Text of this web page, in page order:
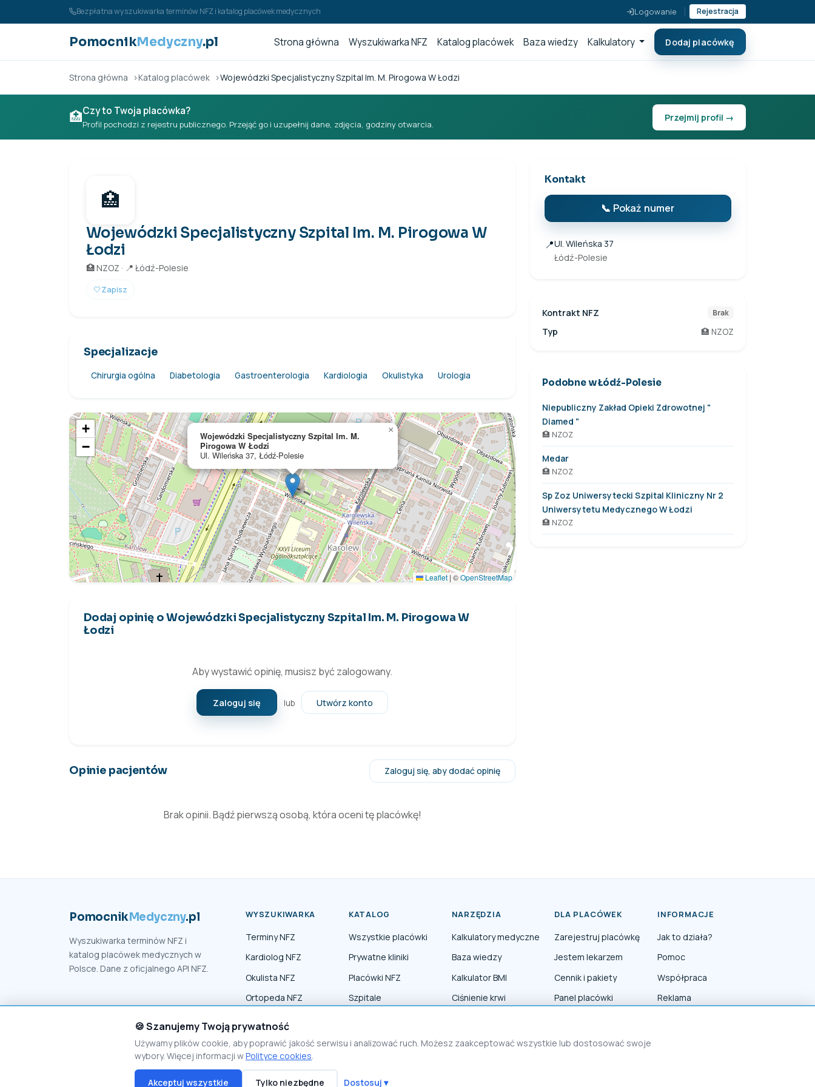
Przejdź do treści Bezpłatna wyszukiwarka terminów NFZ i katalog placówek medycznych Logowanie Rejestracja
PomocnikMedyczny.pl Strona główna Wyszukiwarka NFZ Katalog placówek Baza wiedzy Kalkulatory Dodaj placówkę
Strona główna Katalog placówek Wojewódzki Specjalistyczny Szpital Im. M. Pirogowa W Łodzi
🏥Czy to Twoja placówka?
Profil pochodzi z rejestru publicznego. Przejąć go i uzupełnij dane, zdjęcia, godziny otwarcia.
Przejmij profil →
🏥
Wojewódzki Specjalistyczny Szpital Im. M. Pirogowa W
Łodzi
🏥 NZOZ · 📍 Łódź-Polesie
🤍Zapisz
Specjalizacje
Chirurgia ogólna Diabetologia Gastroenterologia Kardiologia Okulistyka Urologia
Wojewódzki Specjalistyczny Szpital Im. M.
Pirogowa W Łodzi
Ul. Wileńska 37, Łódź-Polesie
×
+
−
Leaflet | ©OpenStreetMap
Dodaj opinię o Wojewódzki Specjalistyczny Szpital Im. M. Pirogowa W
Łodzi
Aby wystawić opinię, musisz być zalogowany.
Zaloguj się lub Utwórz konto
Opinie pacjentów Zaloguj się, aby dodać opinię
Brak opinii. Bądź pierwszą osobą, która oceni tę placówkę!
Kontakt
📞 Pokaż numer
📍Ul. Wileńska 37
Łódź-Polesie
Kontrakt NFZ Brak
Typ 🏥 NZOZ
Podobne w Łódź-Polesie
Niepubliczny Zakład Opieki Zdrowotnej "
Diamed "
🏥 NZOZ
Medar
🏥 NZOZ
Sp Zoz Uniwersytecki Szpital Kliniczny Nr 2
Uniwersytetu Medycznego W Łodzi
🏥 NZOZ
PomocnikMedyczny.pl
Wyszukiwarka terminów NFZ i
katalog placówek medycznych w
Polsce. Dane z oficjalnego API NFZ.
WYSZUKIWARKA
Terminy NFZ
Kardiolog NFZ
Okulista NFZ
Ortopeda NFZ
KATALOG
Wszystkie placówki
Prywatne kliniki
Placówki NFZ
Szpitale
NARZĘDZIA
Kalkulatory medyczne
Baza wiedzy
Kalkulator BMI
Ciśnienie krwi
DLA PLACÓWEK
Zarejestruj placówkę
Jestem lekarzem
Cennik i pakiety
Panel placówki
INFORMACJE
Jak to działa?
Pomoc
Współpraca
Reklama
© 2026 PomocnikMedyczny Polityka prywatności
🍪 Szanujemy Twoją prywatność
Używamy plików cookie, aby poprawić jakość serwisu i analizować ruch. Możesz zaakceptować wszystkie lub dostosować swoje
wybory. Więcej informacji wPolityce cookies.
Akceptuj wszystkie Tylko niezbędne Dostosuj ▾